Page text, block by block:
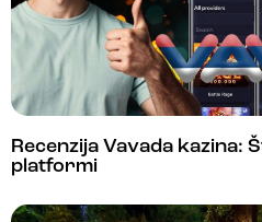
Recenzija Vavada kazina:
platformi